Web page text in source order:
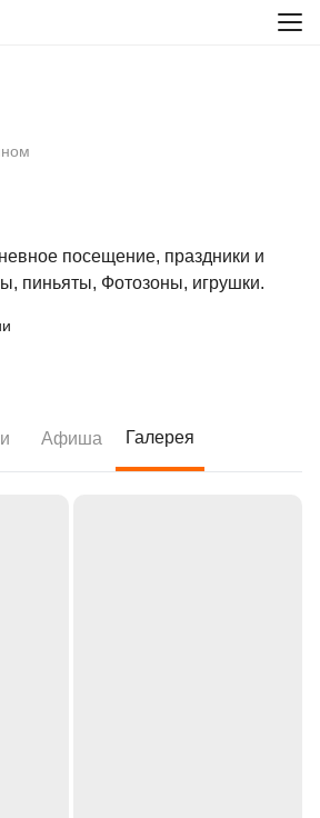
посещение, праздники и
пиньяты, Фотозоны, игрушки.
Афиша Галерея